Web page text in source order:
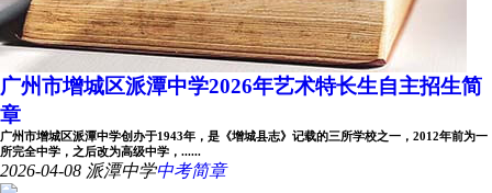
广州市增城区派潭中学2026年艺术特长生自主招生简
章
广州市增城区派潭中学创办于1943年，是《增城县志》记载的三所学校之一，2012年前为一
所完全中学，之后改为高级中学，......
2026-04-08 派潭中学中考简章